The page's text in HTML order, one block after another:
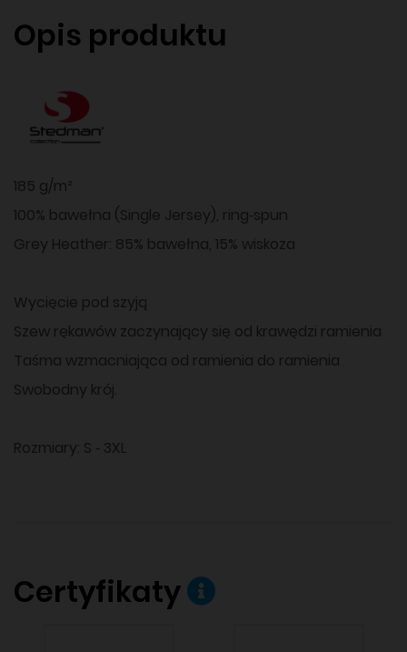
Opis produktu
185 g/m²
100% bawełna (Single Jersey), ring‑spun
Grey Heather: 85% bawełna, 15% wiskoza
Wycięcie pod szyją
Szew rękawów zaczynający się od krawędzi ramienia
Taśma wzmacniająca od ramienia do ramienia
Swobodny krój.
Rozmiary: S ‑ 3XL
Certyfikaty